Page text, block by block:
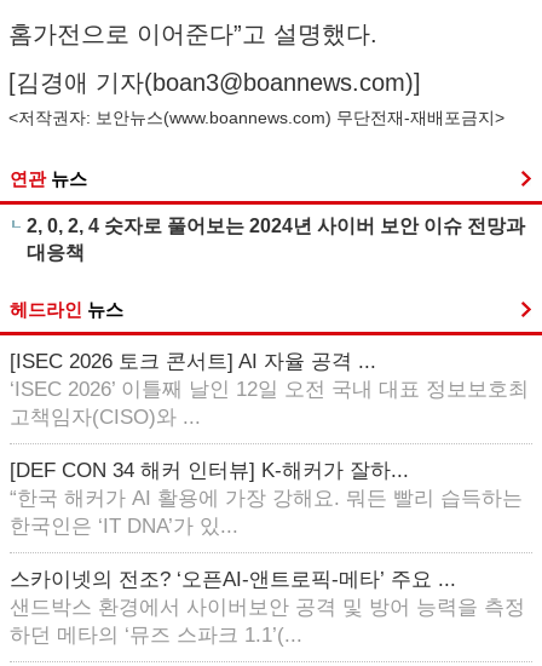
홈가전으로 이어준다”고 설명했다.
[김경애 기자(boan3@boannews.com)]
<저작권자: 보안뉴스(www.boannews.com) 무단전재-재배포금지>
연관 뉴스
2, 0, 2, 4 숫자로 풀어보는 2024년 사이버 보안 이슈 전망과
대응책
헤드라인 뉴스
[ISEC 2026 토크 콘서트] AI 자율 공격 ...
‘ISEC 2026’ 이틀째 날인 12일 오전 국내 대표 정보보호최
고책임자(CISO)와 ...
[DEF CON 34 해커 인터뷰] K-해커가 잘하...
“한국 해커가 AI 활용에 가장 강해요. 뭐든 빨리 습득하는
한국인은 ‘IT DNA’가 있...
스카이넷의 전조? ‘오픈AI-앤트로픽-메타’ 주요 ...
샌드박스 환경에서 사이버보안 공격 및 방어 능력을 측정
하던 메타의 ‘뮤즈 스파크 1.1’(...